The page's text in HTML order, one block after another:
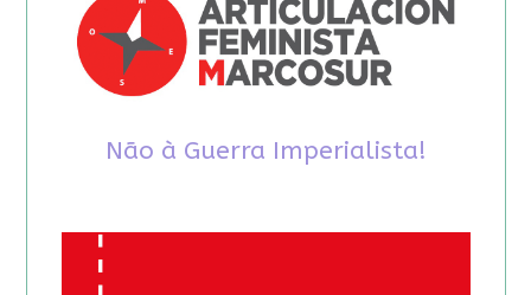
Não à Guerra Imperialista!